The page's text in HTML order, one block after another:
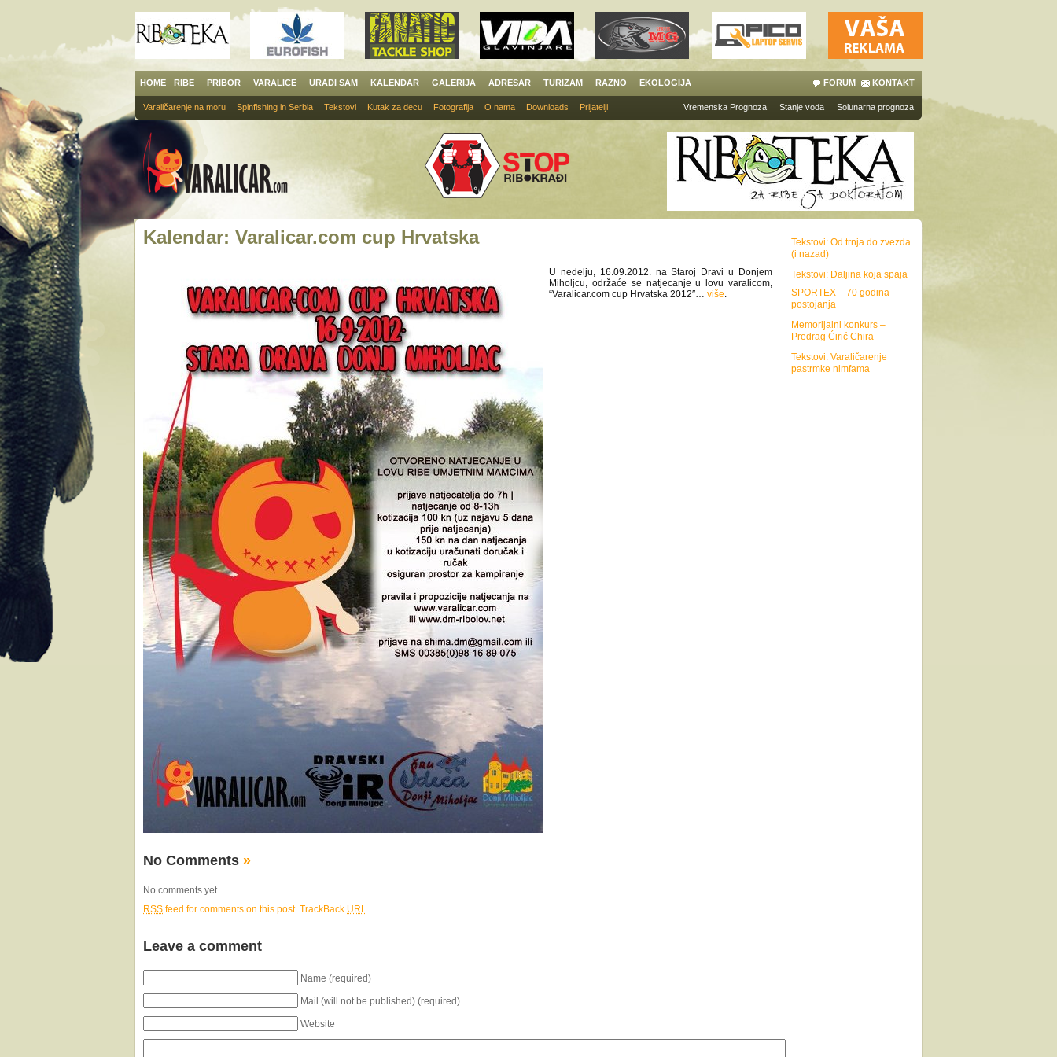
HOME RIBE PRIBOR VARALICE URADI SAM KALENDAR GALERIJA ADRESAR TURIZAM RAZNO EKOLOGIJA FORUM KONTAKT
Varaličarenje na moru Spinfishing in Serbia Tekstovi Kutak za decu Fotografija O nama Downloads Prijatelji Vremenska Prognoza Stanje voda Solunarna prognoza
Kalendar: Varalicar.com cup Hrvatska
U nedelju, 16.09.2012. na Staroj Dravi u Donjem
Miholjcu, održaće se natjecanje u lovu varalicom,
“Varalicar.com cup Hrvatska 2012″… više.
Tekstovi: Od trnja do zvezda
(i nazad)
Tekstovi: Daljina koja spaja
SPORTEX – 70 godina
postojanja
Memorijalni konkurs –
Predrag Ćirić Chira
Tekstovi: Varaličarenje
pastrmke nimfama
No Comments »
No comments yet.
RSS feed for comments on this post. TrackBack URL
Leave a comment
Name (required)
Mail (will not be published) (required)
Website